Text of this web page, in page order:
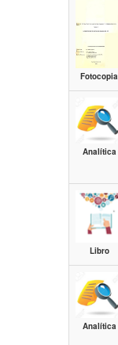
Fotocopia
Analítica
Libro
Analítica